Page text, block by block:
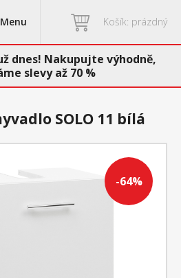
Menu Košík: prázdný
dnes! Nakupujte výhodně,
slevy až 70 %
-64%
SOLO 11 bílá